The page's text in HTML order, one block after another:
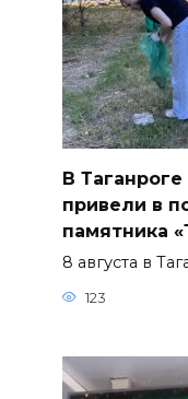
В
привели в
памятника
8 августа в
123